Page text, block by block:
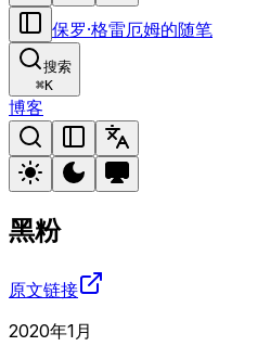
保罗·格雷厄姆的随笔
搜索
⌘K
博客
黑粉
原文链接
2020年1月